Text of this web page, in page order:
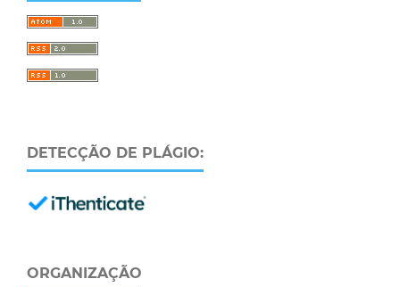
DETECÇÃO DE PLÁGIO:
ORGANIZAÇÃO